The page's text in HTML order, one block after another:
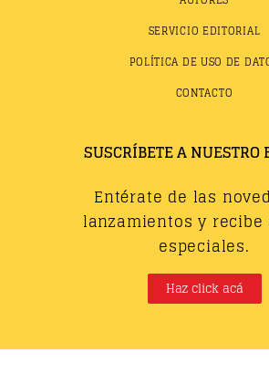
SERVICIO EDITORIAL
POLÍTICA DE USO DE
CONTACTO
SUSCRÍBETE A NUESTRO
Entérate de las
lanzamientos y recibe
especiales.
Haz click acá